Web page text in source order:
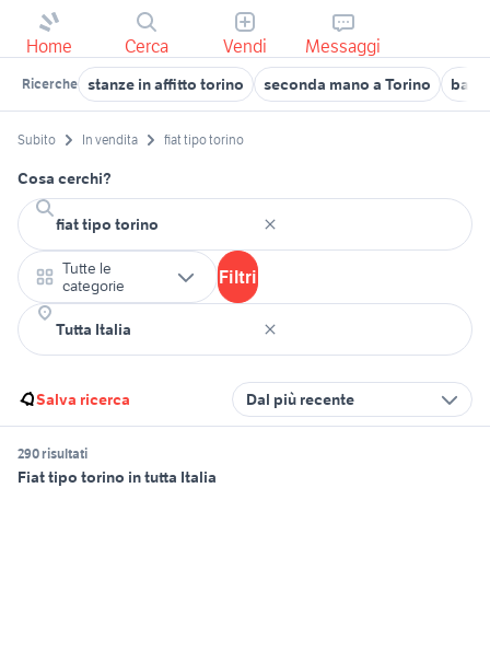
Home Cerca Vendi Messaggi
Ricerche stanze in affitto torino seconda mano a Torino
Subito In vendita fiat tipo torino
Cosa cerchi?
Tutte le
categorie
Filtri
Salva ricerca Dal più recente
290 risultati
Fiat tipo torino in tutta Italia